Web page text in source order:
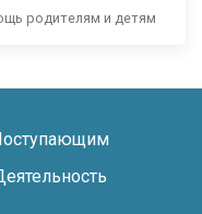
родителям и детям